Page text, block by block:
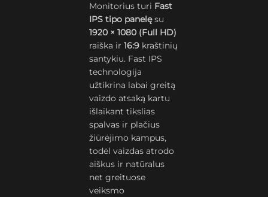
Monitorius turi Fast
IPS tipo panelęsu
1920 × 1080 (Full HD)
raiška ir16:9 kraštinių
santykiu. Fast IPS
technologija
užtikrina labai greitą
vaizdo atsaką kartu
išlaikant tikslias
spalvas ir plačius
žiūrėjimo kampus,
todėl vaizdas atrodo
aiškus ir natūralus
net greituose
veiksmo